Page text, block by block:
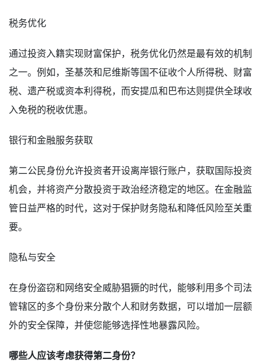
税务优化
通过投资入籍实现财富保护，税务优化仍然是最有效的机制
之一。例如，圣基茨和尼维斯等国不征收个人所得税、财富
税、遗产税或资本利得税，而安提瓜和巴布达则提供全球收
入免税的税收优惠。
银行和金融服务获取
第二公民身份允许投资者开设离岸银行账户，获取国际投资
机会，并将资产分散投资于政治经济稳定的地区。在金融监
管日益严格的时代，这对于保护财务隐私和降低风险至关重
要。
隐私与安全
在身份盗窃和网络安全威胁猖獗的时代，能够利用多个司法
管辖区的多个身份来分散个人和财务数据，可以增加一层额
外的安全保障，并使您能够选择性地暴露风险。
哪些人应该考虑获得第二身份？